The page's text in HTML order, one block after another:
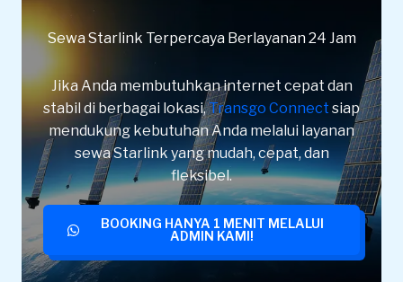
Sewa Starlink Terpercaya Berlayanan 24 Jam
Jika Anda membutuhkan internet cepat dan
stabil di berbagai lokasi,Transgo Connect siap
mendukung kebutuhan Anda melalui layanan
sewa Starlink yang mudah, cepat, dan
fleksibel.
BOOKING HANYA 1 MENIT MELALUI
ADMIN KAMI!